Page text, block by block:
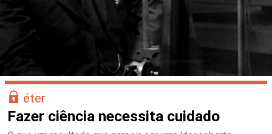
éter
Fazer ciência necessita cuidado